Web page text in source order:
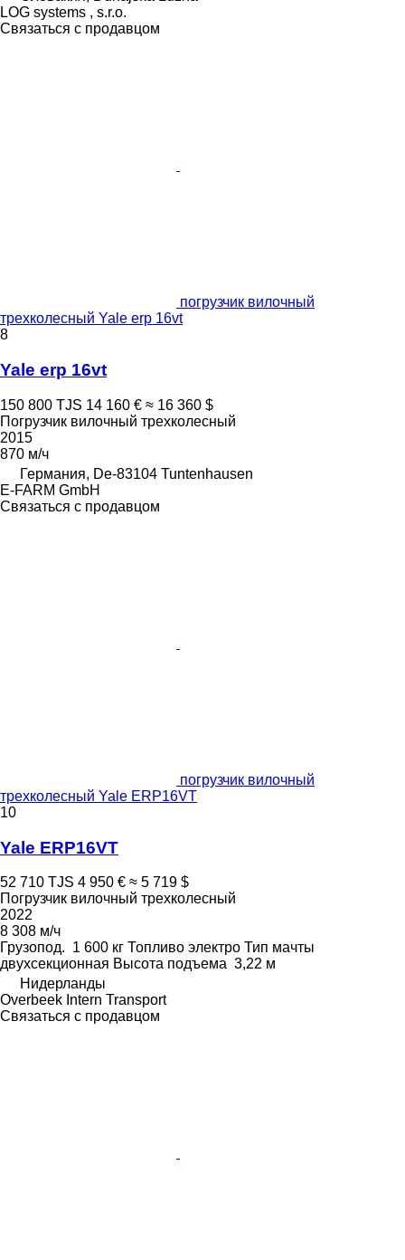
LOG systems , s.r.o.
Связаться с продавцом
погрузчик вилочный
трехколесный Yale erp 16vt
8
Yale erp 16vt
150 800 TJS 14 160 € ≈ 16 360 $
Погрузчик вилочный трехколесный
2015
870 м/ч
Германия, De-83104 Tuntenhausen
E-FARM GmbH
Связаться с продавцом
погрузчик вилочный
трехколесный Yale ERP16VT
10
Yale ERP16VT
52 710 TJS 4 950 € ≈ 5 719 $
Погрузчик вилочный трехколесный
2022
8 308 м/ч
Грузопод. 1 600 кг Топливо электро Тип мачты
двухсекционная Высота подъема 3,22 м
Нидерланды
Overbeek Intern Transport
Связаться с продавцом